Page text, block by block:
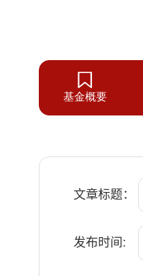
基金概要